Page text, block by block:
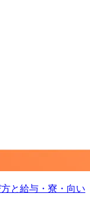
と給与・寮・向い